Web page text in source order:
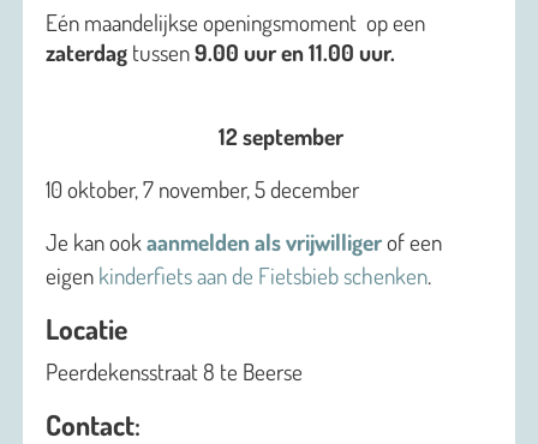
Eén maandelijkse openingsmoment op een
zaterdag tussen9.00 uur en 11.00 uur.
12 september
10 oktober, 7 november, 5 december
Je kan ookaanmelden als vrijwilligerof een
eigen kinderfiets aan de Fietsbieb schenken.
Locatie
Peerdekensstraat 8 te Beerse
Contact: